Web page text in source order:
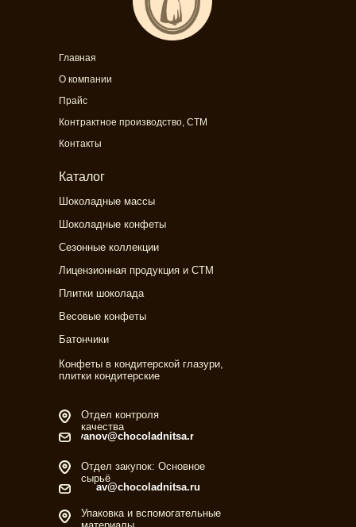
Шоколадные массы
Шоколадные конфеты
Сезонные коллекции
Лицензионная продукция и СТМ
Плитки шоколада
Весовые конфеты
Каталог
Батончики
Конфеты в кондитерской глазури,
плитки кондитерские
Прайс
Контрактное производство, СТМ
Контакты
Главная
О компании
ivanov@chocoladnitsa.ru
Отдел контроля
качества
Упаковка и вспомогательные
av@chocoladnitsa.ru
Отдел закупок: Основное
сырьё